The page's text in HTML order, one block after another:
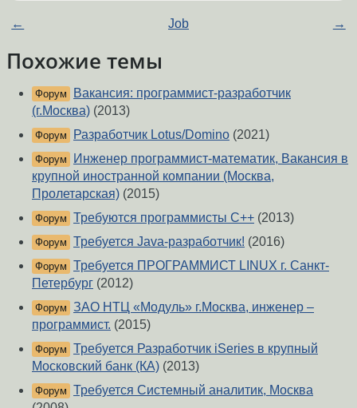
← Job →
Похожие темы
Форум
Вакансия: программист-разработчик
(г.Москва) (2013)
Форум Разработчик Lotus/Domino (2021)
Форум
Инженер программист-математик, Вакансия в
крупной иностранной компании (Москва,
Пролетарская) (2015)
Форум Требуются программисты С++ (2013)
Форум Требуется Java-разработчик! (2016)
Форум Требуется ПРОГРАММИСТ LINUX г. Санкт-
Петербург (2012)
Форум ЗАО НТЦ «Модуль» г.Москва, инженер –
программист. (2015)
Форум Требуется Разработчик iSeries в крупный
Московский банк (КА) (2013)
Форум Требуется Системный аналитик, Москва